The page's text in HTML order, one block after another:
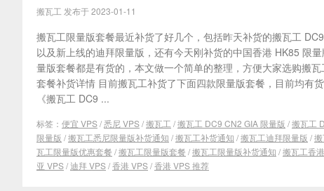
搬瓦工 发布于 2023-01-11
搬瓦工限量版套餐最近补货了好几个，包括昨天补货的搬瓦工
以及新上线的迪拜限量版，还有今天刚补货的中国香港 HK85 限
量版套餐都是有货的，本文做一个简单的整理，方便大家选购搬
套餐补货详情 目前搬瓦工补货了下面四款限量版套餐，目前均有
《搬瓦工 DC9 ...
标签： 便宜 VPS/悉尼 VPS/搬瓦工 /搬瓦工 DC9 CN2 GIA 限量版 /搬瓦工
限量版 /搬瓦工悉尼限量版补货通知 /搬瓦工补货通知 /搬瓦工迪拜限量版 /
瓦工限量版优惠套餐 /搬瓦工限量版套餐 /搬瓦工限量版补货通知 /搬瓦工香
亚 VPS/迪拜 VPS/香港 VPS/香港 VPS 推荐